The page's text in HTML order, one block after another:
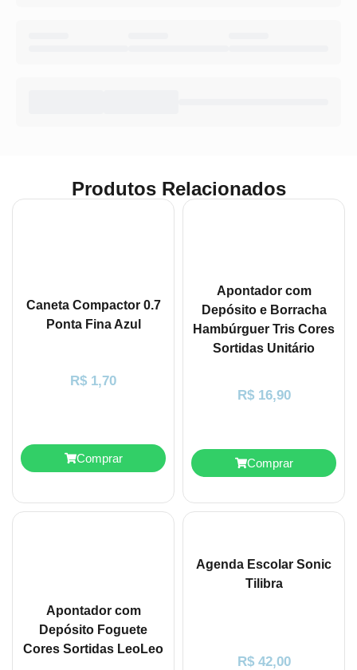
Produtos Relacionados
Caneta Compactor 0.7
Ponta Fina Azul
R$ 1,70
Comprar
Apontador com
Depósito e Borracha
Hambúrguer Tris Cores
Sortidas Unitário
R$16,90
Comprar
Apontador com
Depósito Foguete
Cores Sortidas LeoLeo
Agenda Escolar Sonic
Tilibra
R$42,00